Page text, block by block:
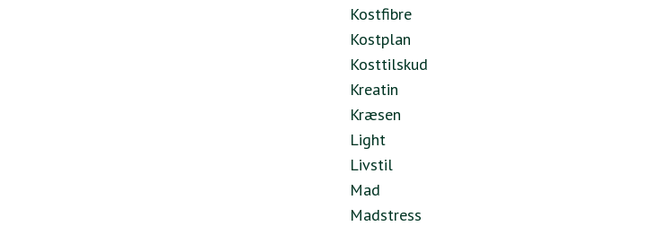
Kostfibre
Kostplan
Kosttilskud
Kreatin
Kræsen
Light
Livstil
Mad
Madstress